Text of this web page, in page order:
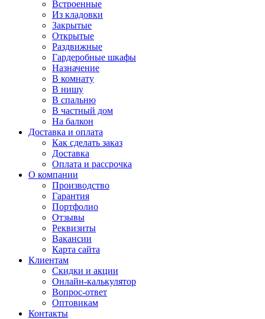
Встроенные
Из кладовки
Закрытые
Открытые
Раздвижные
Гардеробные шкафы
Назначение
В комнату
В нишу
В спальню
В частный дом
На балкон
Доставка и оплата
Как сделать заказ
Доставка
Оплата и рассрочка
О компании
Производство
Гарантия
Портфолио
Отзывы
Реквизиты
Вакансии
Карта сайта
Клиентам
Скидки и акции
Онлайн-калькулятор
Вопрос-ответ
Оптовикам
Контакты